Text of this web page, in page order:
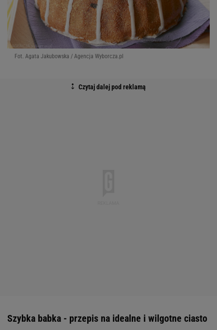
Fot. Agata Jakubowska / Agencja Wyborcza.pl
Szybka babka - przepis na idealne i wilgotne ciasto